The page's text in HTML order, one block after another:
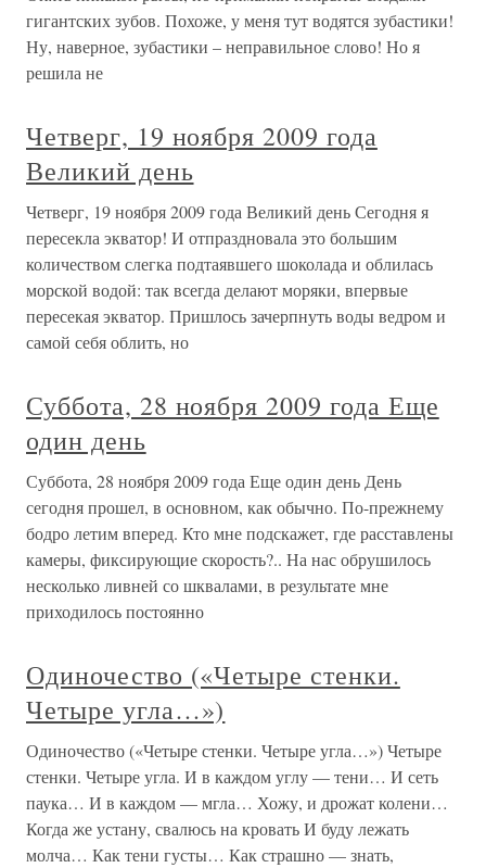
гигантских зубов. Похоже, у меня тут водятся зубастики!
Ну, наверное, зубастики – неправильное слово! Но я
решила не
Четверг, 19 ноября 2009 года
Великий день
Четверг, 19 ноября 2009 года Великий день Сегодня я
пересекла экватор! И отпраздновала это большим
количеством слегка подтаявшего шоколада и облилась
морской водой: так всегда делают моряки, впервые
пересекая экватор. Пришлось зачерпнуть воды ведром и
самой себя облить, но
Суббота, 28 ноября 2009 года Еще
один день
Суббота, 28 ноября 2009 года Еще один день День
сегодня прошел, в основном, как обычно. По-прежнему
бодро летим вперед. Кто мне подскажет, где расставлены
камеры, фиксирующие скорость?.. На нас обрушилось
несколько ливней со шквалами, в результате мне
приходилось постоянно
Одиночество («Четыре стенки.
Четыре угла…»)
Одиночество («Четыре стенки. Четыре угла…») Четыре
стенки. Четыре угла. И в каждом углу — тени… И сеть
паука… И в каждом — мгла… Хожу, и дрожат колени…
Когда же устану, свалюсь на кровать И буду лежать
молча… Как тени густы… Как страшно — знать,